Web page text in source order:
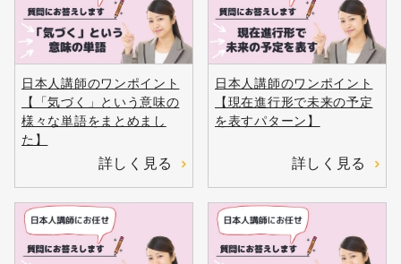
日本人講師のワンポイント
【「気づく」という意味の
様々な単語をまとめまし
た】
詳しく見る
日本人講師のワンポイント
【現在進行形で未来の予定
を表すパターン】
詳しく見る